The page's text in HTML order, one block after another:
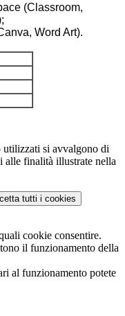
(Classroom,
Word Art).
utilizzati si avvalgono di
alle finalità illustrate nella
tutti i cookies
cookie consentire.
il funzionamento della
al funzionamento potete